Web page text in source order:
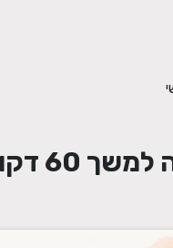
60 דקות